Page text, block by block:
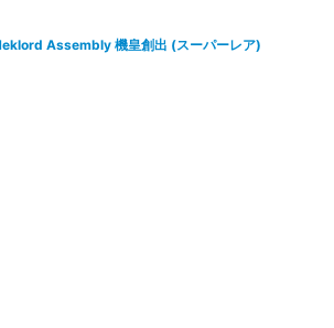
Assembly 機皇創出 (スーパーレア)